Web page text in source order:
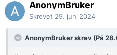
AnonymBruker
Skrevet 29. juni 2024
AnonymBruker skrev (På